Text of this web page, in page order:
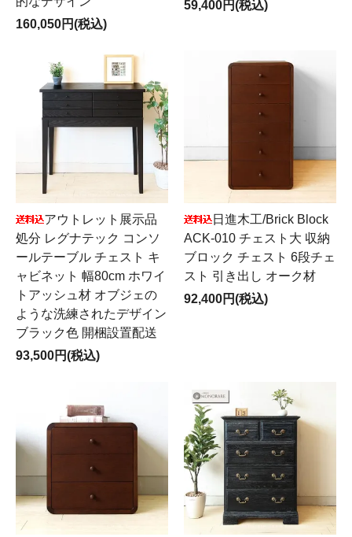
160,050円(税込)
59,400円(税込)
アウトレット展示品
処分 レグナテック コンソ
ールテーブル チェスト キ
ャビネット 幅80cm ホワイ
トアッシュ材 オブジェの
ような洗練されたデザイン
ブラック色 開梱設置配送
93,500円(税込)
日進木工/Brick Block
ACK-010 チェスト大 収納
ブロック チェスト 6段チェ
スト 引き出し オーク材
92,400円(税込)